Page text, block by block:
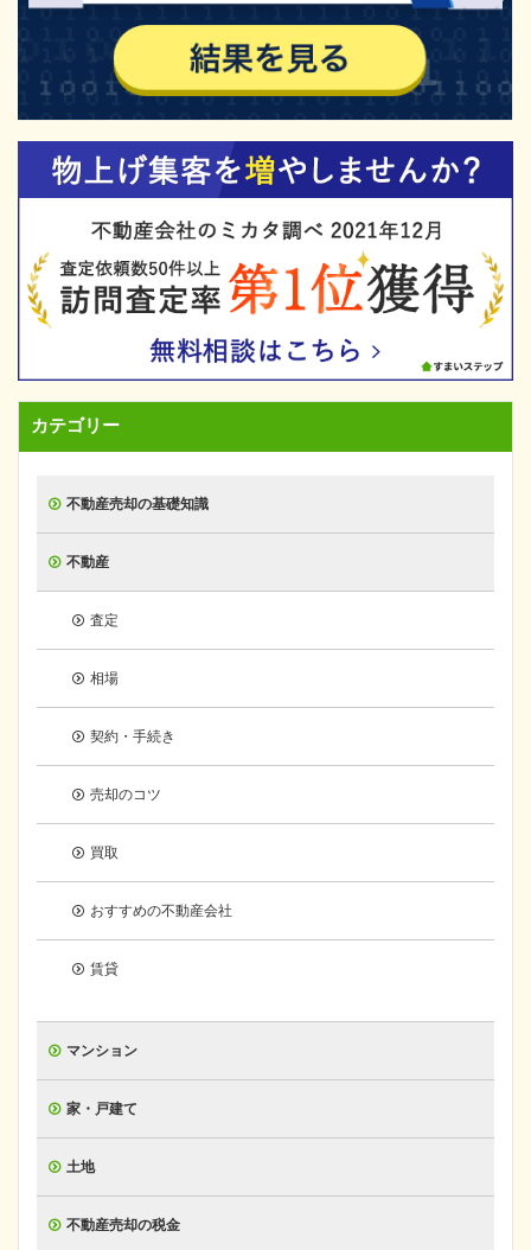
カテゴリー
不動産売却の基礎知識
不動産
査定
相場
契約・手続き
売却のコツ
買取
おすすめの不動産会社
賃貸
マンション
家・戸建て
土地
不動産売却の税金